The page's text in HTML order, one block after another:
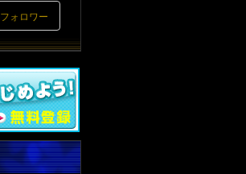
フォロワー